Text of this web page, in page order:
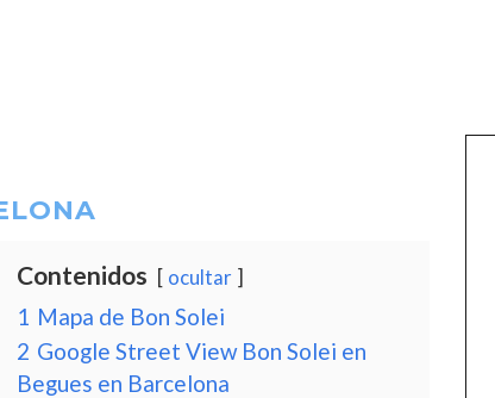
Contenidos ocultar
1 Mapa de Bon Solei
2 Google Street View Bon Solei en
Begues en Barcelona